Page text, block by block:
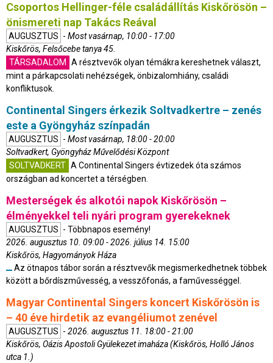
Csoportos Hellinger-féle családállítás Kiskőrösön –
önismereti nap Takács Reával
AUGUSZTUS - Most vasárnap, 10:00 - 17:00
Kiskőrös, Felsőcebe tanya 45.
TÁRSADALOM
A résztvevők olyan témákra kereshetnek választ,
mint a párkapcsolati nehézségek, önbizalomhiány, családi
konfliktusok.
Continental Singers érkezik Soltvadkertre – zenés
este a Gyöngyház színpadán
AUGUSZTUS - Most vasárnap, 18:00 - 20:00
Soltvadkert, Gyöngyház Művelődési Központ
SOLTVADKERT A Continental Singers évtizedek óta számos
országban ad koncertet a térségben.
Mesterségek és alkotói napok Kiskőrösön –
élményekkel teli nyári program gyerekeknek
AUGUSZTUS - Többnapos esemény!
2026. augusztus 10. 09:00 - 2026. július 14. 15:00
Kiskőrös, Hagyományok Háza
Az ötnapos tábor során a résztvevők megismerkedhetnek többek
között a bőrdíszművesség, a vesszőfonás, a faművességgel.
Magyar Continental Singers koncert Kiskőrösön is
– 40 éve hirdetik az evangéliumot zenével
AUGUSZTUS - 2026. augusztus 11. 18:00 - 21:00
Kiskőrös, Oázis Apostoli Gyülekezet imaháza (Kiskőrös, Holló János
utca 1.)